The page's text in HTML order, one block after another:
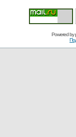
Powered by